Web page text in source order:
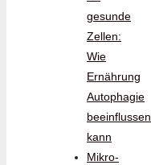
gesunde
Zellen:
Wie
Ernährung
Autophagie
beeinflussen
kann
Mikro-